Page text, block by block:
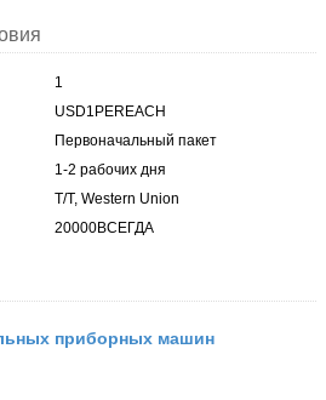
1
USD1PEREACH
Первоначальный пакет
1-2 рабочих дня
T/T, Western Union
20000ВСЕГДА
приборных машин